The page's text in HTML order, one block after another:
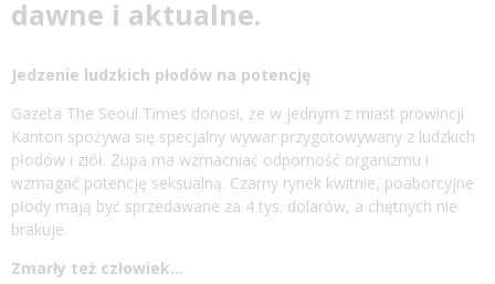
dawne i aktualne.
Jedzenie ludzkich płodów na potencję
Gazeta The Seoul Times donosi, że w jednym z miast prowincji
Kanton spożywa się specjalny wywar przygotowywany z ludzkich
płodów i ziół. Zupa ma wzmacniać odporność organizmu i
wzmagać potencję seksualną. Czarny rynek kwitnie, poaborcyjne
płody mają być sprzedawane za 4 tys. dolarów, a chętnych nie
brakuje.
Zmarły też człowiek…